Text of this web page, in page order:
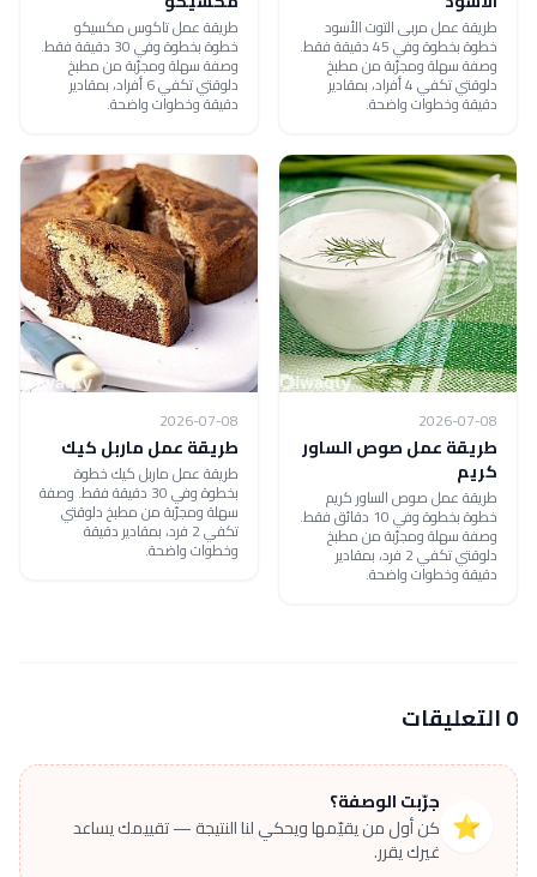
طريقة عمل مربى التوت الأسود
خطوة بخطوة وفي 45 دقيقة فقط.
وصفة سهلة ومجرّبة من مطبخ
دلوقتي تكفي 4 أفراد، بمقادير
دقيقة وخطوات واضحة.
طريقة عمل تاكوس مكسيكو
خطوة بخطوة وفي 30 دقيقة فقط.
وصفة سهلة ومجرّبة من مطبخ
دلوقتي تكفي 6 أفراد، بمقادير
دقيقة وخطوات واضحة.
2026-07-08
طريقة عمل صوص الساور
كريم
طريقة عمل صوص الساور كريم
خطوة بخطوة وفي 10 دقائق فقط.
وصفة سهلة ومجرّبة من مطبخ
دلوقتي تكفي 2 فرد، بمقادير
دقيقة وخطوات واضحة.
2026-07-08
طريقة عمل ماربل كيك
طريقة عمل ماربل كيك خطوة
بخطوة وفي 30 دقيقة فقط. وصفة
سهلة ومجرّبة من مطبخ دلوقتي
تكفي 2 فرد، بمقادير دقيقة
وخطوات واضحة.
0 التعليقات
⭐
جرّبت الوصفة؟
كن أول من يقيّمها ويحكي لنا النتيجة — تقييمك يساعد
غيرك يقرر.